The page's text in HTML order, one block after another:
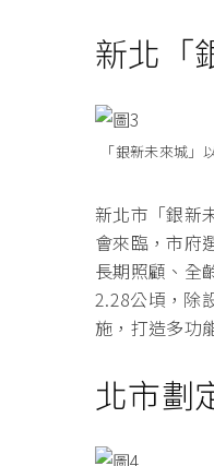
新北「
「銀新未來城
新北市「銀新
會來臨，市府
長期照顧、全
2.28公頃，除
施，打造多功
北市劃